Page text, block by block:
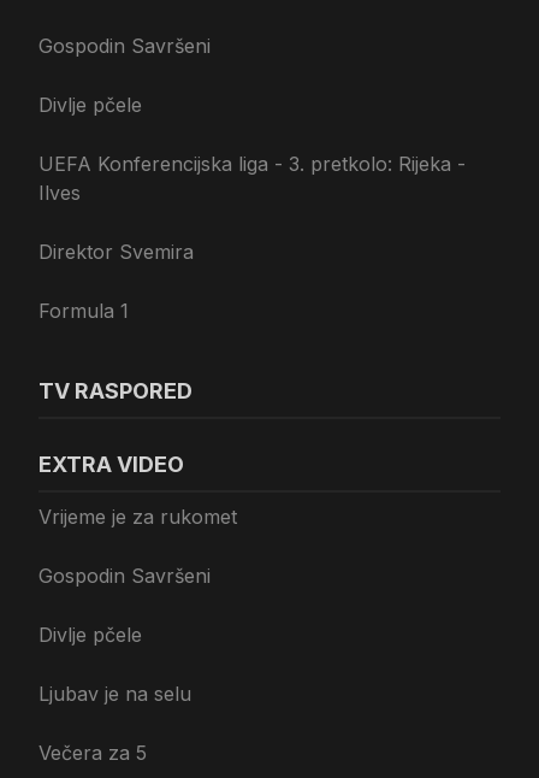
Gospodin Savršeni
Divlje pčele
UEFA Konferencijska liga - 3. pretkolo: Rijeka -
Ilves
Direktor Svemira
Formula 1
TV RASPORED
EXTRA VIDEO
Vrijeme je za rukomet
Gospodin Savršeni
Divlje pčele
Ljubav je na selu
Večera za 5